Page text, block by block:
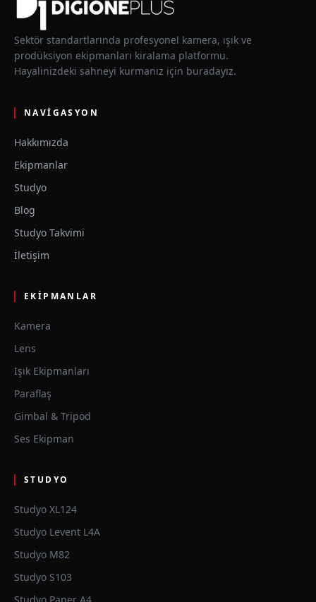
Sektör standartlarında profesyonel kamera, ışık ve
prodüksiyon ekipmanları kiralama platformu.
Hayalinizdeki sahneyi kurmanız için buradayız.
NAVIGASYON
Hakkımızda
Ekipmanlar
Studyo
Blog
Studyo Takvimi
İletişim
EKIPMANLAR
Kamera
Lens
Işık Ekipmanları
Paraflaş
Gimbal & Tripod
Ses Ekipman
STUDYO
Studyo XL124
Studyo Levent L4A
Studyo M82
Studyo S103